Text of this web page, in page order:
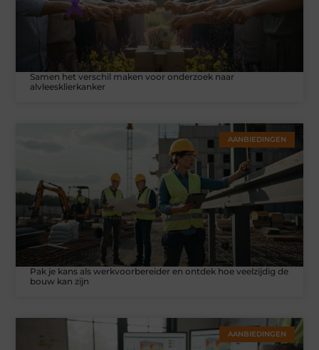
Samen het verschil maken voor onderzoek naar
alvleesklierkanker
AANBIEDINGEN
Pak je kans als werkvoorbereider en ontdek hoe veelzijdig de
bouw kan zijn
AANBIEDINGEN